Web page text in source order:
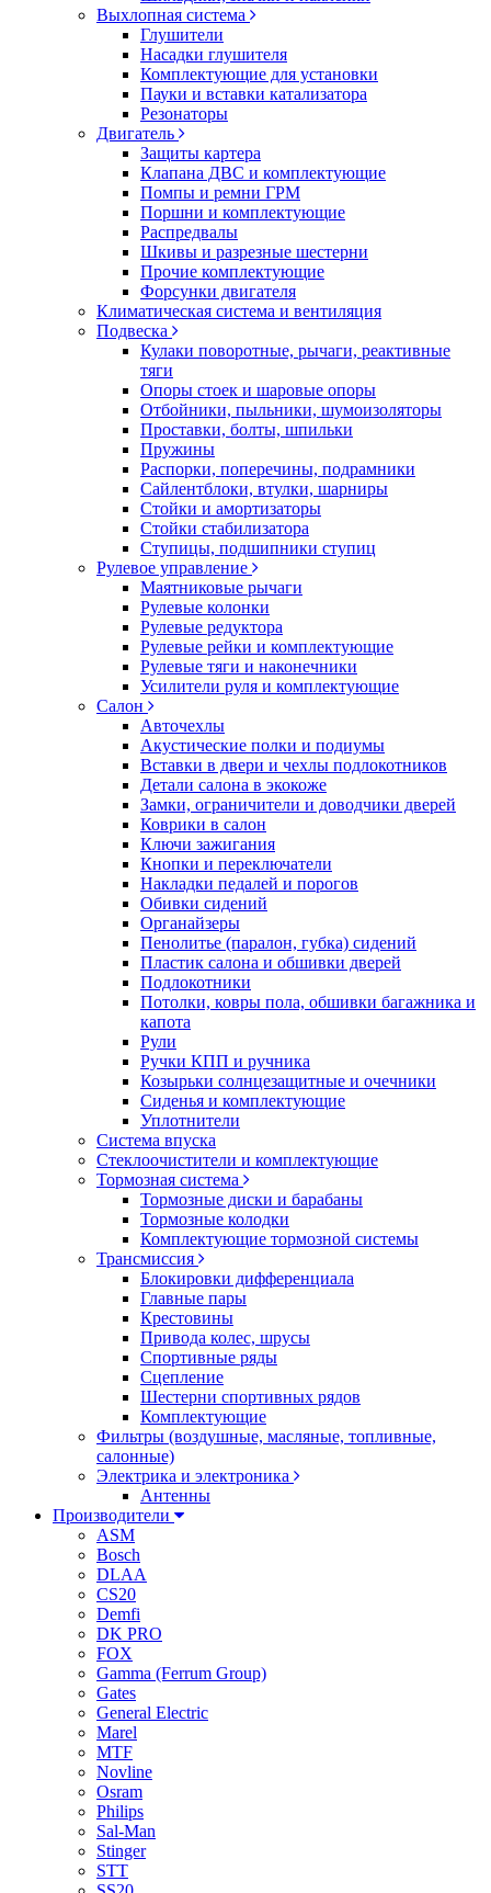
Выхлопная система
Глушители
Насадки глушителя
Комплектующие для установки
Пауки и вставки катализатора
Резонаторы
Двигатель
Защиты картера
Клапана ДВС и комплектующие
Помпы и ремни ГРМ
Поршни и комплектующие
Распредвалы
Шкивы и разрезные шестерни
Прочие комплектующие
Форсунки двигателя
Климатическая система и вентиляция
Подвеска
Кулаки поворотные, рычаги, реактивные
тяги
Опоры стоек и шаровые опоры
Отбойники, пыльники, шумоизоляторы
Проставки, болты, шпильки
Пружины
Распорки, поперечины, подрамники
Сайлентблоки, втулки, шарниры
Стойки и амортизаторы
Стойки стабилизатора
Ступицы, подшипники ступиц
Рулевое управление
Маятниковые рычаги
Рулевые колонки
Рулевые редуктора
Рулевые рейки и комплектующие
Рулевые тяги и наконечники
Усилители руля и комплектующие
Салон
Авточехлы
Акустические полки и подиумы
Вставки в двери и чехлы подлокотников
Детали салона в экокоже
Замки, ограничители и доводчики дверей
Коврики в салон
Ключи зажигания
Кнопки и переключатели
Накладки педалей и порогов
Обивки сидений
Органайзеры
Пенолитье (паралон, губка) сидений
Пластик салона и обшивки дверей
Подлокотники
Потолки, ковры пола, обшивки багажника и
капота
Рули
Ручки КПП и ручника
Козырьки солнцезащитные и очечники
Сиденья и комплектующие
Уплотнители
Система впуска
Стеклоочистители и комплектующие
Тормозная система
Тормозные диски и барабаны
Тормозные колодки
Комплектующие тормозной системы
Трансмиссия
Блокировки дифференциала
Главные пары
Крестовины
Привода колес, шрусы
Спортивные ряды
Сцепление
Шестерни спортивных рядов
Комплектующие
Фильтры (воздушные, масляные, топливные,
салонные)
Электрика и электроника
Антенны
Производители
ASM
Bosch
DLAA
CS20
Demfi
DK PRO
FOX
Gamma (Ferrum Group)
Gates
General Electric
Marel
MTF
Novline
Osram
Philips
Sal-Man
Stinger
STT